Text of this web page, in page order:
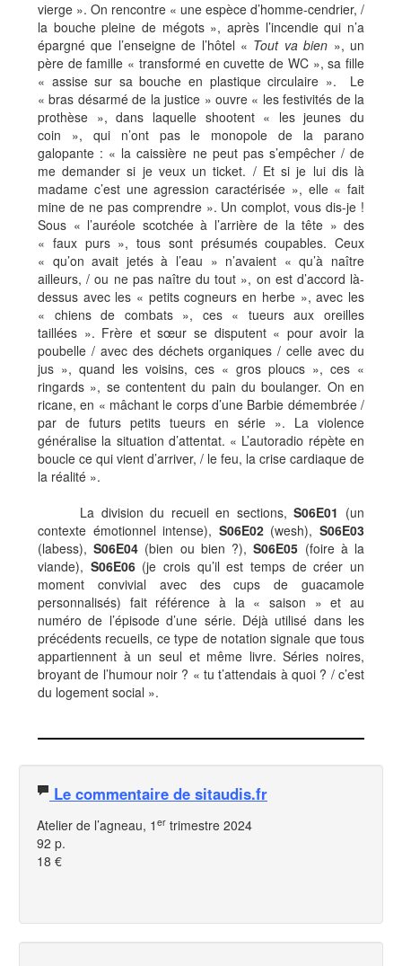
vierge ». On rencontre « une espèce d’homme-cendrier, /
la bouche pleine de mégots », après l’incendie qui n’a
épargné que l’enseigne de l’hôtel « Tout va bien », un
père de famille « transformé en cuvette de WC », sa fille
« assise sur sa bouche en plastique circulaire ». Le
« bras désarmé de la justice » ouvre « les festivités de la
prothèse », dans laquelle shootent « les jeunes du
coin », qui n’ont pas le monopole de la parano
galopante : « la caissière ne peut pas s’empêcher / de
me demander si je veux un ticket. / Et si je lui dis là
madame c’est une agression caractérisée », elle « fait
mine de ne pas comprendre ». Un complot, vous dis-je !
Sous « l’auréole scotchée à l’arrière de la tête » des
« faux purs », tous sont présumés coupables. Ceux
« qu’on avait jetés à l’eau » n’avaient « qu’à naître
ailleurs, / ou ne pas naître du tout », on est d’accord là-
dessus avec les « petits cogneurs en herbe », avec les
« chiens de combats », ces « tueurs aux oreilles
taillées ». Frère et sœur se disputent « pour avoir la
poubelle / avec des déchets organiques / celle avec du
jus », quand les voisins, ces « gros ploucs », ces «
ringards », se contentent du pain du boulanger. On en
ricane, en « mâchant le corps d’une Barbie démembrée /
par de futurs petits tueurs en série ». La violence
généralise la situation d’attentat. « L’autoradio répète en
boucle ce qui vient d’arriver, / le feu, la crise cardiaque de
la réalité ».
La division du recueil en sections,S06E01 (un
contexte émotionnel intense), S06E02 (wesh),S06E03
(labess),S06E04 (bien ou bien ?),S06E05 (foire à la
viande), S06E06 (je crois qu’il est temps de créer un
moment convivial avec des cups de guacamole
personnalisés) fait référence à la « saison » et au
numéro de l’épisode d’une série. Déjà utilisé dans les
précédents recueils, ce type de notation signale que tous
appartiennent à un seul et même livre. Séries noires,
broyant de l’humour noir ? « tu t’attendais à quoi ? / c’est
du logement social ».
Le commentaire de sitaudis.fr
Atelier de l’agneau, 1 er trimestre 2024
92 p.
18 €